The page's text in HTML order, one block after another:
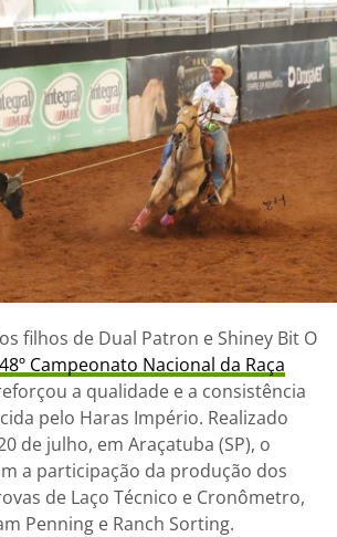
filhos de Dual Patron e Shiney Bit O
48º Campeonato Nacional da Raça
a qualidade e a consistência
pelo Haras Império. Realizado
de julho, em Araçatuba (SP), o
a participação da produção dos
de Laço Técnico e Cronômetro,
Penning e Ranch Sorting.